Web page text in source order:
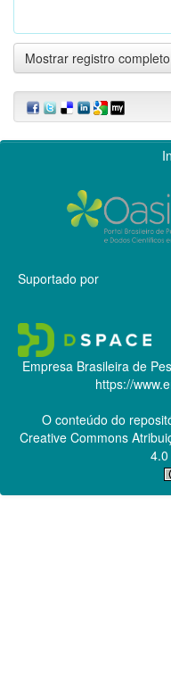
Mostrar registro
Suportado por
Empresa Brasileira de
https://
O conteúdo do
Creative Commons